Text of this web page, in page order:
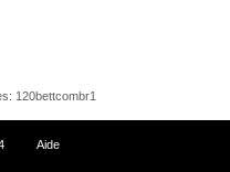
120bettcombr1
Aide